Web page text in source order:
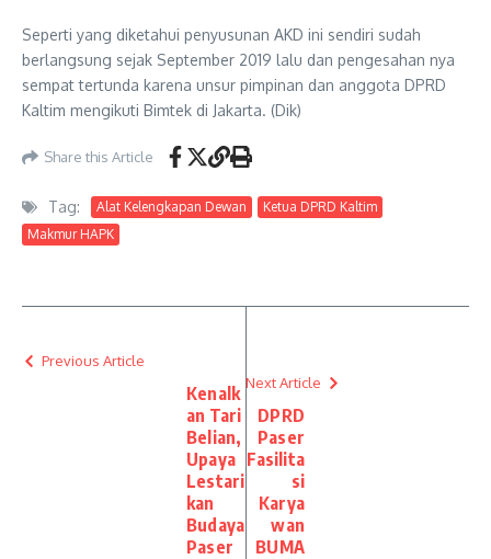
Seperti yang diketahui penyusunan AKD ini sendiri sudah
berlangsung sejak September 2019 lalu dan pengesahan nya
sempat tertunda karena unsur pimpinan dan anggota DPRD
Kaltim mengikuti Bimtek di Jakarta. (Dik)
Share this Article
Tag: Alat Kelengkapan Dewan
Ketua DPRD Kaltim
Makmur HAPK
Previous Article
Kenalk
an Tari
Belian,
Upaya
Lestari
kan
Budaya
Paser
Next Article
DPRD
Paser
Fasilita
si
Karya
wan
BUMA